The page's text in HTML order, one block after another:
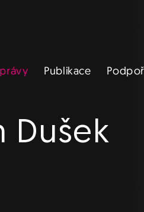
Publikace
Dušek